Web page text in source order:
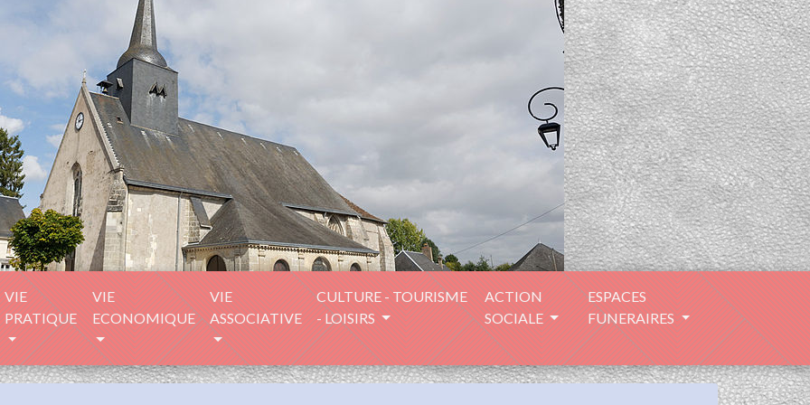
VIE
PRATIQUE
VIE
ECONOMIQUE
VIE
ASSOCIATIVE
CULTURE - TOURISME
- LOISIRS
ACTION
SOCIALE
ESPACES
FUNERAIRES